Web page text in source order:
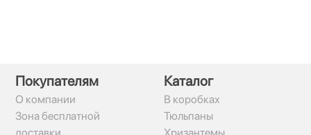
Покупателям
О компании
Зона бесплатной
Каталог
В коробках
Тюльпаны